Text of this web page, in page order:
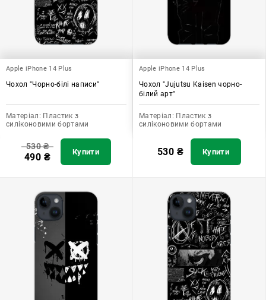
Apple iPhone 14 Plus
Чохол "Чорно-білі написи"
Матеріал: Пластик з
силіконовими бортами
530₴
490 ₴ Купити
Apple iPhone 14 Plus
Чохол "Jujutsu Kaisen чорно-
білий арт"
Матеріал: Пластик з
силіконовими бортами
530 ₴ Купити